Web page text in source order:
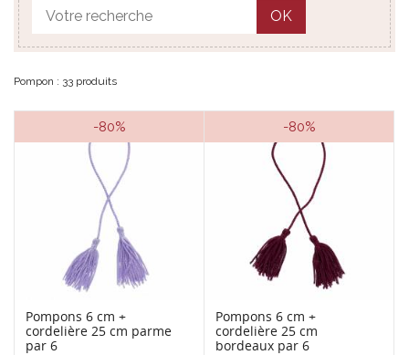
OK
Pompon : 33 produits
-80%
Pompons 6 cm +
cordelière 25 cm parme
par 6
-80%
Pompons 6 cm +
cordelière 25 cm
bordeaux par 6